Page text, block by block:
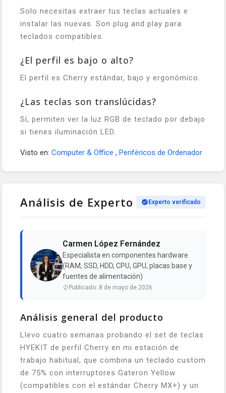
Solo necesitas extraer tus teclas actuales e
instalar las nuevas. Son plug and play para
teclados compatibles.
¿El perfil es bajo o alto?
El perfil es Cherry estándar, bajo y ergonómico.
¿Las teclas son translúcidas?
Sí, permiten ver la luz RGB de teclado por debajo
si tienes iluminación LED.
Visto en: Computer & Office , Periféricos de Ordenador
Análisis de Experto Experto verificado
Carmen López Fernández
Especialista en componentes hardware
(RAM, SSD, HDD, CPU, GPU, placas base y
fuentes de alimentación)
Publicado: 8 de mayo de 2026
Análisis general del producto
Llevo cuatro semanas probando el set de teclas
HYEKIT de perfil Cherry en mi estación de
trabajo habitual, que combina un teclado custom
de 75% con interruptores Gateron Yellow
(compatibles con el estándar Cherry MX+) y un